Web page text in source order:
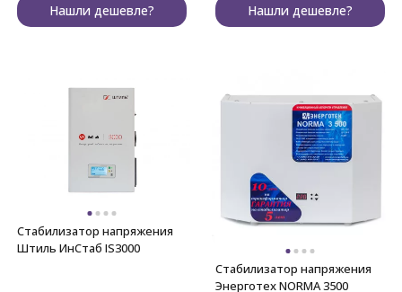
Нашли дешевле? Нашли дешевле?
Стабилизатор напряжения
Штиль ИнСтаб IS3000
Стабилизатор напряжения
Энерготех NORMA 3500